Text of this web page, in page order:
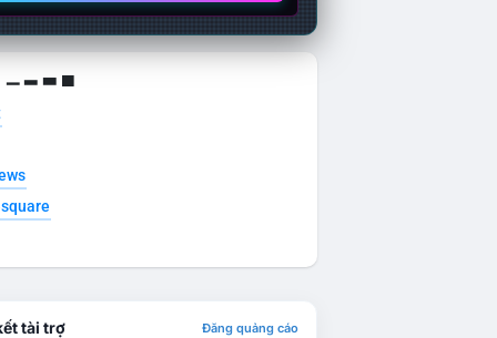
▁ ▂ ▃ ▄
tài trợ Đăng quảng cáo